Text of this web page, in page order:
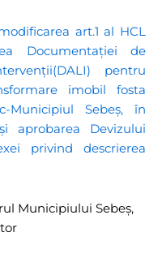
art.1 al HCL
Documentației de
pentru
imobil fosta
Municipiul Sebeș, în
aprobarea Devizului
privind descrierea
Municipiului Sebeș,